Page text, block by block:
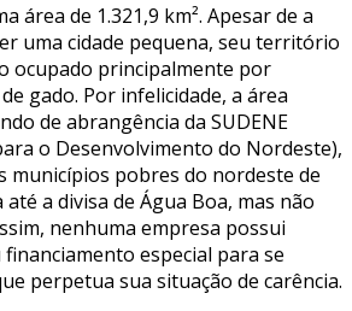
área de 1.321,9 km². Apesar de a
uma cidade pequena, seu território
ocupado principalmente por
gado. Por infelicidade, a área
de abrangência da SUDENE
o Desenvolvimento do Nordeste),
municípios pobres do nordeste de
a divisa de Água Boa, mas não
nenhuma empresa possui
especial para se
perpetua sua situação de carência.